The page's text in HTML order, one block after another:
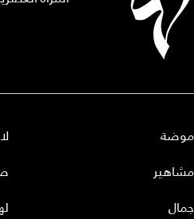
موضة
مشاهير
جمال